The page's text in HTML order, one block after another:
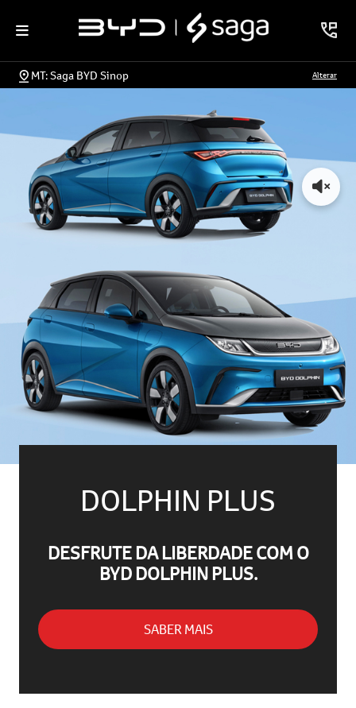
MT: Saga BYD Sinop Alterar
DOLPHIN PLUS
DESFRUTE DA LIBERDADE COM O
BYD DOLPHIN PLUS.
SABER MAIS